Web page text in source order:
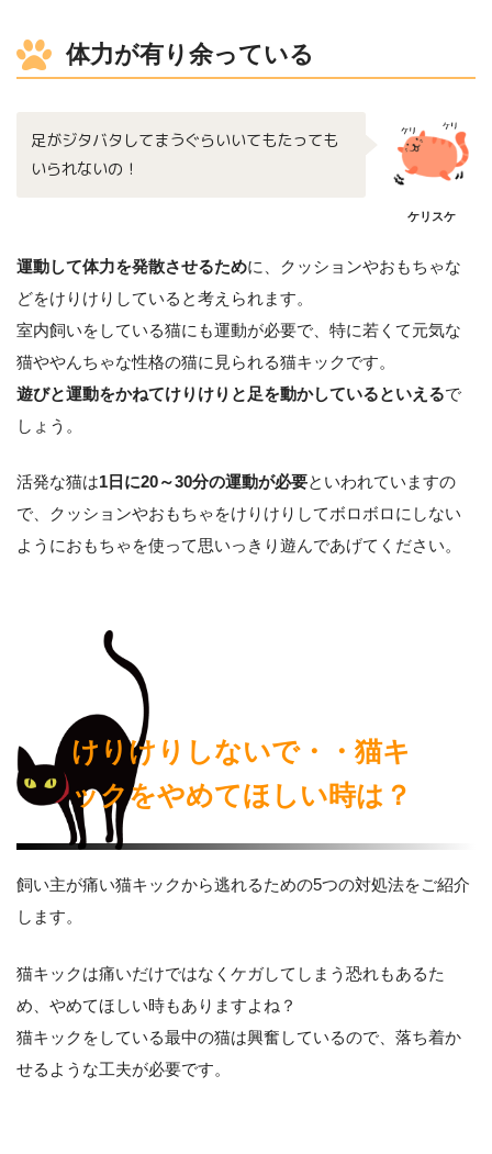
体力が有り余っている
足がジタバタしてまうぐらいいてもたっても
いられないの！
ケリスケ
運動して体力を発散させるために、クッションやおもちゃな
どをけりけりしていると考えられます。
室内飼いをしている猫にも運動が必要で、特に若くて元気な
猫ややんちゃな性格の猫に見られる猫キックです。
遊びと運動をかねてけりけりと足を動かしているといえるで
しょう。
活発な猫は1日に20～30分の運動が必要といわれていますの
で、クッションやおもちゃをけりけりしてボロボロにしない
ようにおもちゃを使って思いっきり遊んであげてください。
けりけりしないで・・猫キ
ックをやめてほしい時は？
飼い主が痛い猫キックから逃れるための5つの対処法をご紹介
します。
猫キックは痛いだけではなくケガしてしまう恐れもあるた
め、やめてほしい時もありますよね？
猫キックをしている最中の猫は興奮しているので、落ち着か
せるような工夫が必要です。